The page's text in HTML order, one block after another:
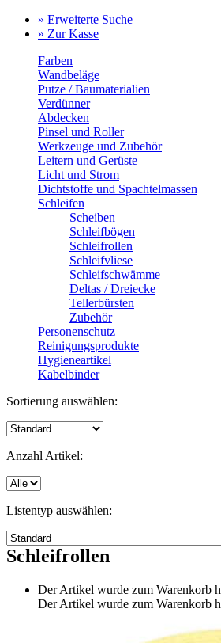
» Erweiterte Suche
» Zur Kasse
Farben
Wandbeläge
Putze / Baumaterialien
Verdünner
Abdecken
Pinsel und Roller
Werkzeuge und Zubehör
Leitern und Gerüste
Licht und Strom
Dichtstoffe und Spachtelmassen
Schleifen
Scheiben
Schleifbögen
Schleifrollen
Schleifvliese
Schleifschwämme
Deltas / Dreiecke
Tellerbürsten
Zubehör
Personenschutz
Reinigungsprodukte
Hygieneartikel
Kabelbinder
Sortierung auswählen:
Anzahl Artikel:
Listentyp auswählen:
Schleifrollen
Der Artikel wurde zum Warenkorb
Der Artikel wurde zum Warenkorb